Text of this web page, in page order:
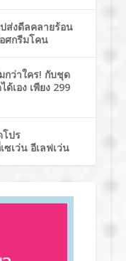
ส่งดีลคลายร้อน
ศกรีมโคน
ว่าใคร! กับชุด
ด้เอง เพียง 299
โปร
ซเว่น อีเลฟเว่น